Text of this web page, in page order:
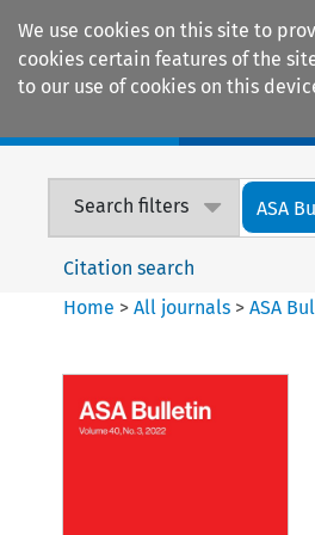
We use cookies on this site to
cookies certain features of the
to our use of cookies on this
Search filters ASA
Citation search
Home >All journals >ASA